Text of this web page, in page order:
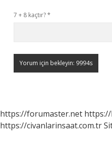
7 + 8 kaçtır?*
https://forumaster.net
https://civanlarinsaat.com.tr